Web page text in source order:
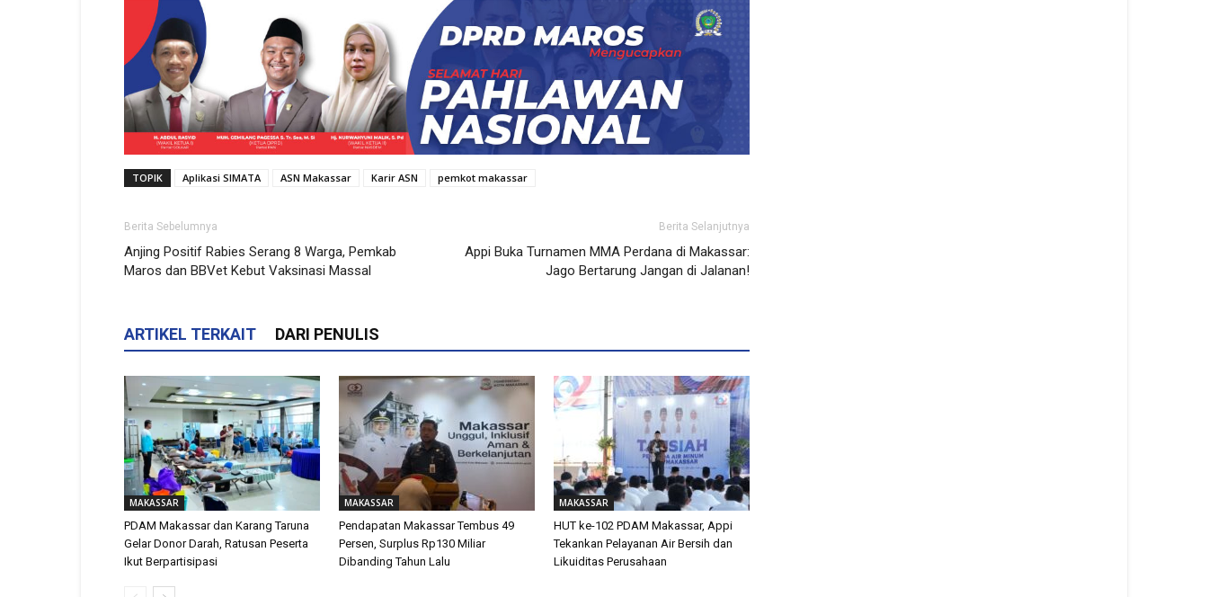
TOPIK Aplikasi SIMATA ASN Makassar Karir ASN pemkot makassar
Berita Sebelumnya
Anjing Positif Rabies Serang 8 Warga, Pemkab
Maros dan BBVet Kebut Vaksinasi Massal
Berita Selanjutnya
Appi Buka Turnamen MMA Perdana di Makassar:
Jago Bertarung Jangan di Jalanan!
ARTIKEL TERKAIT DARI PENULIS
MAKASSAR
PDAM Makassar dan Karang Taruna
Gelar Donor Darah, Ratusan Peserta
Ikut Berpartisipasi
MAKASSAR
Pendapatan Makassar Tembus 49
Persen, Surplus Rp130 Miliar
Dibanding Tahun Lalu
MAKASSAR
HUT ke-102 PDAM Makassar, Appi
Tekankan Pelayanan Air Bersih dan
Likuiditas Perusahaan